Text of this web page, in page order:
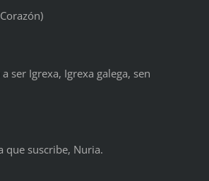
ser Igrexa, Igrexa galega, sen
que suscribe, Nuria.